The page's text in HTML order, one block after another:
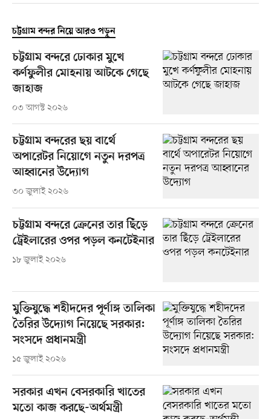
চট্টগ্রাম বন্দর নিয়ে আরও পড়ুন
চট্টগ্রাম বন্দরে ঢোকার মুখে
কর্ণফুলীর মোহনায় আটকে গেছে
জাহাজ
০৩ আগস্ট ২০২৬
চট্টগ্রাম বন্দরের ছয় বার্থে
অপারেটর নিয়োগে নতুন দরপত্র
আহ্বানের উদ্যোগ
৩০ জুলাই ২০২৬
চট্টগ্রাম বন্দরে ক্রেনের তার ছিঁড়ে
ট্রেইলারের ওপর পড়ল কনটেইনার
১৮ জুলাই ২০২৬
মুক্তিযুদ্ধে শহীদদের পূর্ণাঙ্গ তালিকা
তৈরির উদ্যোগ নিয়েছে সরকার:
সংসদে প্রধানমন্ত্রী
১৫ জুলাই ২০২৬
সরকার এখন বেসরকারি খাতের
মতো কাজ করছে-অর্থমন্ত্রী